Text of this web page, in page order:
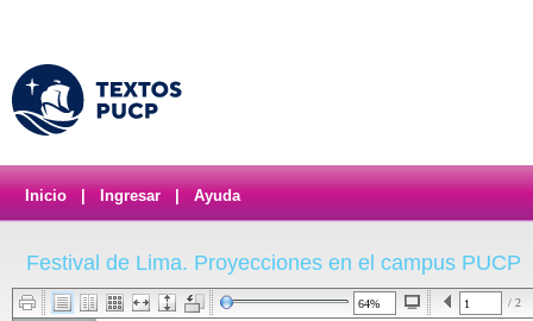
Inicio Ingresar Ayuda
Festival de Lima. Proyecciones en el campus PUCP
/ 2